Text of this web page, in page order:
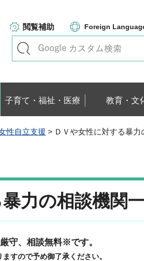
閲覧補助 Foreign
子育て・福祉・医療 教育・文
性自立支援 > ＤＶや女性に対する暴力
力の相談機関
守、相談無料※です。
すので予め御了承ください。